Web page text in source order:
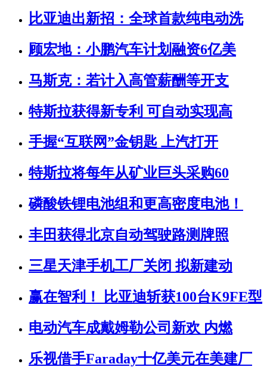
比亚迪出新招：全球首款纯电动洗
顾宏地：小鹏汽车计划融资6亿美
马斯克：若计入高管薪酬等开支
特斯拉获得新专利 可自动实现高
手握“互联网”金钥匙 上汽打开
特斯拉将每年从矿业巨头采购60
磷酸铁锂电池组和更高密度电池！
丰田获得北京自动驾驶路测牌照
三星天津手机工厂关闭 拟新建动
赢在智利！ 比亚迪斩获100台K9FE型
电动汽车成戴姆勒公司新欢 内燃
乐视借手Faraday十亿美元在美建厂